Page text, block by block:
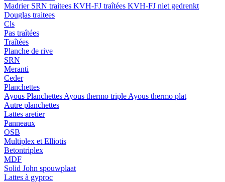
Madrier SRN traitees KVH-FJ traîtées KVH-FJ niet gedrenkt
Douglas traitees
Cls
Pas traîtées
Traîtées
Planche de rive
SRN
Meranti
Ceder
Planchettes
Ayous Planchettes Ayous thermo triple Ayous thermo plat
Autre planchettes
Lattes aretier
Panneaux
OSB
Multiplex et Elliotis
Betontriplex
MDF
Solid John spouwplaat
Lattes à gyproc